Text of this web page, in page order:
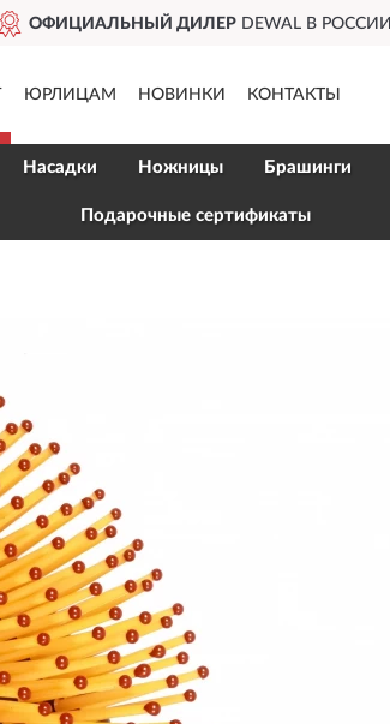
ОФИЦИАЛЬНЫЙ ДИЛЕР DEWAL В РОССИИ
ЮРЛИЦАМ НОВИНКИ КОНТАКТЫ
Насадки Ножницы Брашинги
Подарочные сертификаты